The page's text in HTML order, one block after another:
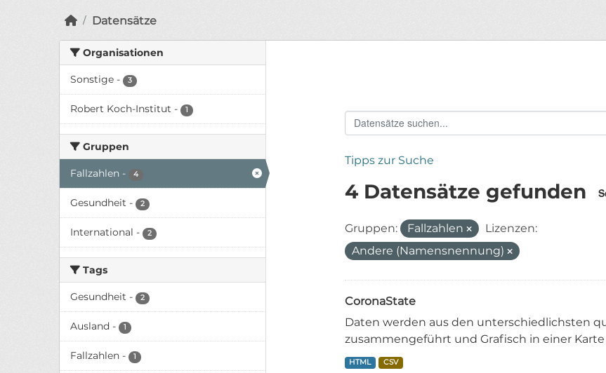
Datensätze
Organisationen
Sonstige - 3
Robert Koch-Institut - 1
Gruppen
Fallzahlen - 4
Gesundheit - 2
International - 2
Tags
Gesundheit - 2
Ausland - 1
Fallzahlen - 1
Tipps zur Suche
4 Datensätze gefunden
Gruppen: Fallzahlen
Lizenzen:
Andere (Namensnennung)
CoronaState
Daten werden aus den unterschiedlichsten
zusammengeführt und Grafisch in einer
HTML CSV